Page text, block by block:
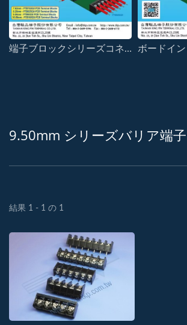
端子ブロックシリーズコネクタ
9.50mm シリーズバリア端
結果 1 - 1 の 1